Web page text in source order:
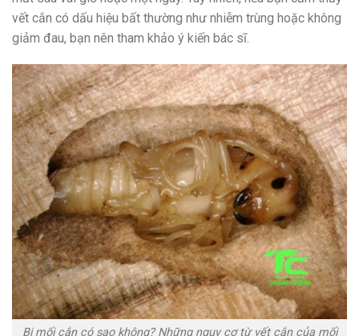
vết cắn có dấu hiệu bất thường như nhiễm trùng hoặc không
giảm đau, bạn nên tham khảo ý kiến bác sĩ.
Bị mối cắn có sao không? Những nguy cơ từ vết cắn của mối